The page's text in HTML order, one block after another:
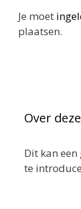
Je moet
plaatsen.
Over
Dit kan
te